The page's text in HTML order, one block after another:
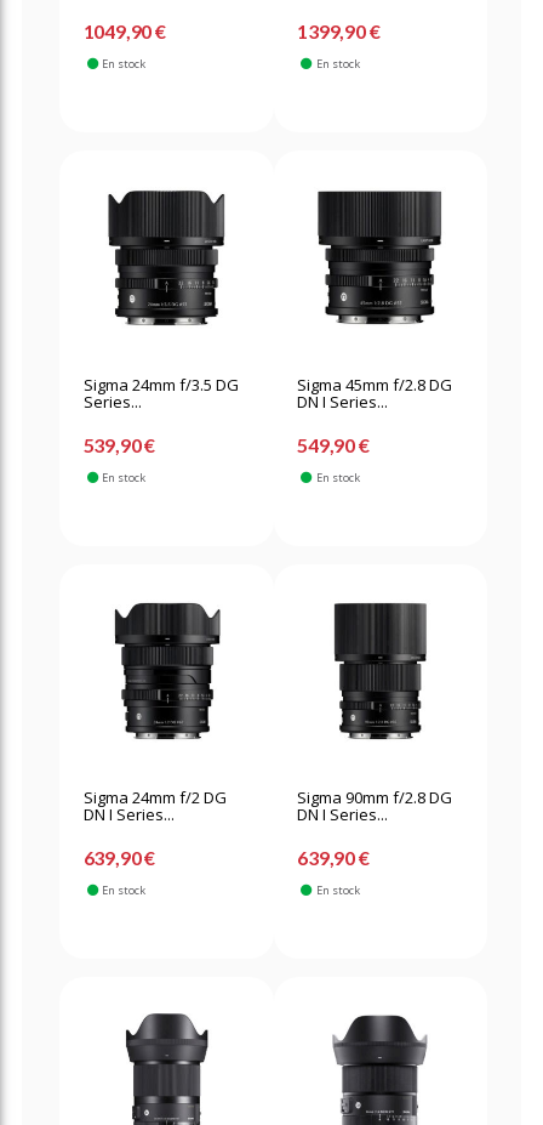
1049,90 €
En stock
1399,90 €
En stock
Sigma 24mm f/3.5 DG
Series...
539,90 €
En stock
Sigma 45mm f/2.8 DG
DN I Series...
549,90 €
En stock
Sigma 24mm f/2 DG
DN I Series...
639,90 €
En stock
Sigma 90mm f/2.8 DG
DN I Series...
639,90 €
En stock